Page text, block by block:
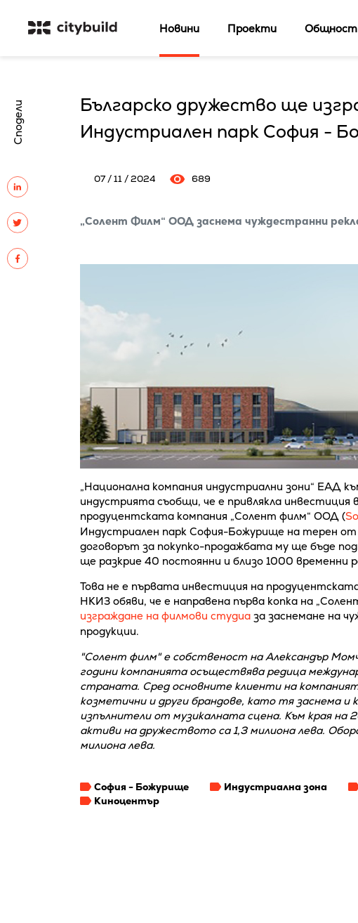
Новини Проекти Общност
Сподели
Българско дружество ще
Индустриален парк София -
07 / 11 / 2024 689
„Солент Филм“ ООД заснема чуждестранни
„Национална компания индустриални зони“ ЕАД
индустрията съобщи, че е привлякла инвестиция
продуцентската компания „Солент филм“ ООД (
Индустриален парк София-Божурище на терен
договорът за покупко-продажбата му ще бъде
ще разкрие 40 постоянни и близо 1000 временни
Това не е първата инвестиция на
НКИЗ обяви, че е направена първа копка на
изграждане на филмови студиаза заснемане на
продукции.
"Солент филм" е собственост на Александър
години компанията осъществява редица
страната. Сред основните клиенти на
козметични и други брандове, като тя заснема и
изпълнители от музикалната сцена. Към края
активи на дружеството са 1,3 милиона лева.
милиона лева.
София - Божурище Индустриална зона
Киноцентър